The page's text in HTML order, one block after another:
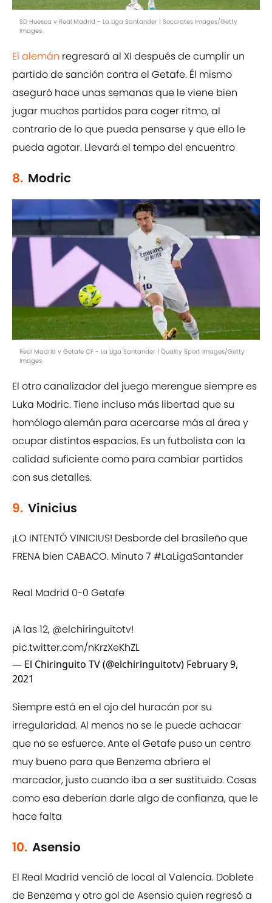
SD Huesca v Real Madrid - La Liga Santander | Soccrates Images/Getty
Images
El alemán regresará al XI después de cumplir un
partido de sanción contra el Getafe. Él mismo
aseguró hace unas semanas que le viene bien
jugar muchos partidos para coger ritmo, al
contrario de lo que pueda pensarse y que ello le
pueda agotar. Llevará el tempo del encuentro
8. Modric
Real Madrid v Getafe CF - La Liga Santander | Quality Sport Images/Getty
Images
El otro canalizador del juego merengue siempre es
Luka Modric. Tiene incluso más libertad que su
homólogo alemán para acercarse más al área y
ocupar distintos espacios. Es un futbolista con la
calidad suficiente como para cambiar partidos
con sus detalles.
9. Vinicius
¡LO INTENTÓ VINICIUS! Desborde del brasileño que
FRENA bien CABACO. Minuto 7 #LaLigaSantander
Real Madrid 0-0 Getafe
¡A las 12, @elchiringuitotv!
pic.twitter.com/nKrzXeKhZL
— El Chiringuito TV (@elchiringuitotv) February 9,
2021
Siempre está en el ojo del huracán por su
irregularidad. Al menos no se le puede achacar
que no se esfuerce. Ante el Getafe puso un centro
muy bueno para que Benzema abriera el
marcador, justo cuando iba a ser sustituido. Cosas
como esa deberían darle algo de confianza, que le
hace falta
10. Asensio
El Real Madrid venció de local al Valencia. Doblete
de Benzema y otro gol de Asensio quien regresó a